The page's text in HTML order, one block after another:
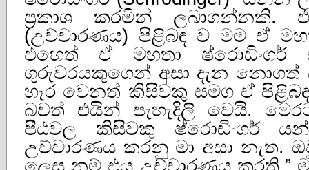
ප්‍රකාශ කරමින් ලබාගන්නකි.
(උච්චාරණය) පිළිබඳ ව මම ඒ
එහෙත් ඒ මහතා ෂ්රොඩිංගර්
ගුරුවරයකුගෙන් අසා දැන
හෑර වෙනත් කිසිවකු සමග ඒ
බවත් එයින් පැහැදිලි වෙයි.
පීඨවල කිසිවකු ෂ්රොඩිංගර්
උච්චාරණය කරනු මා අසා නැත.
ලෙස නම් එය උච්චාරණය කරති.”